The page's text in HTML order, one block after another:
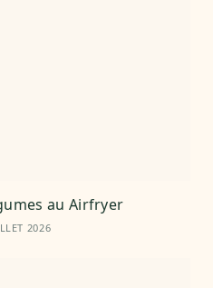
au Airfryer
2026